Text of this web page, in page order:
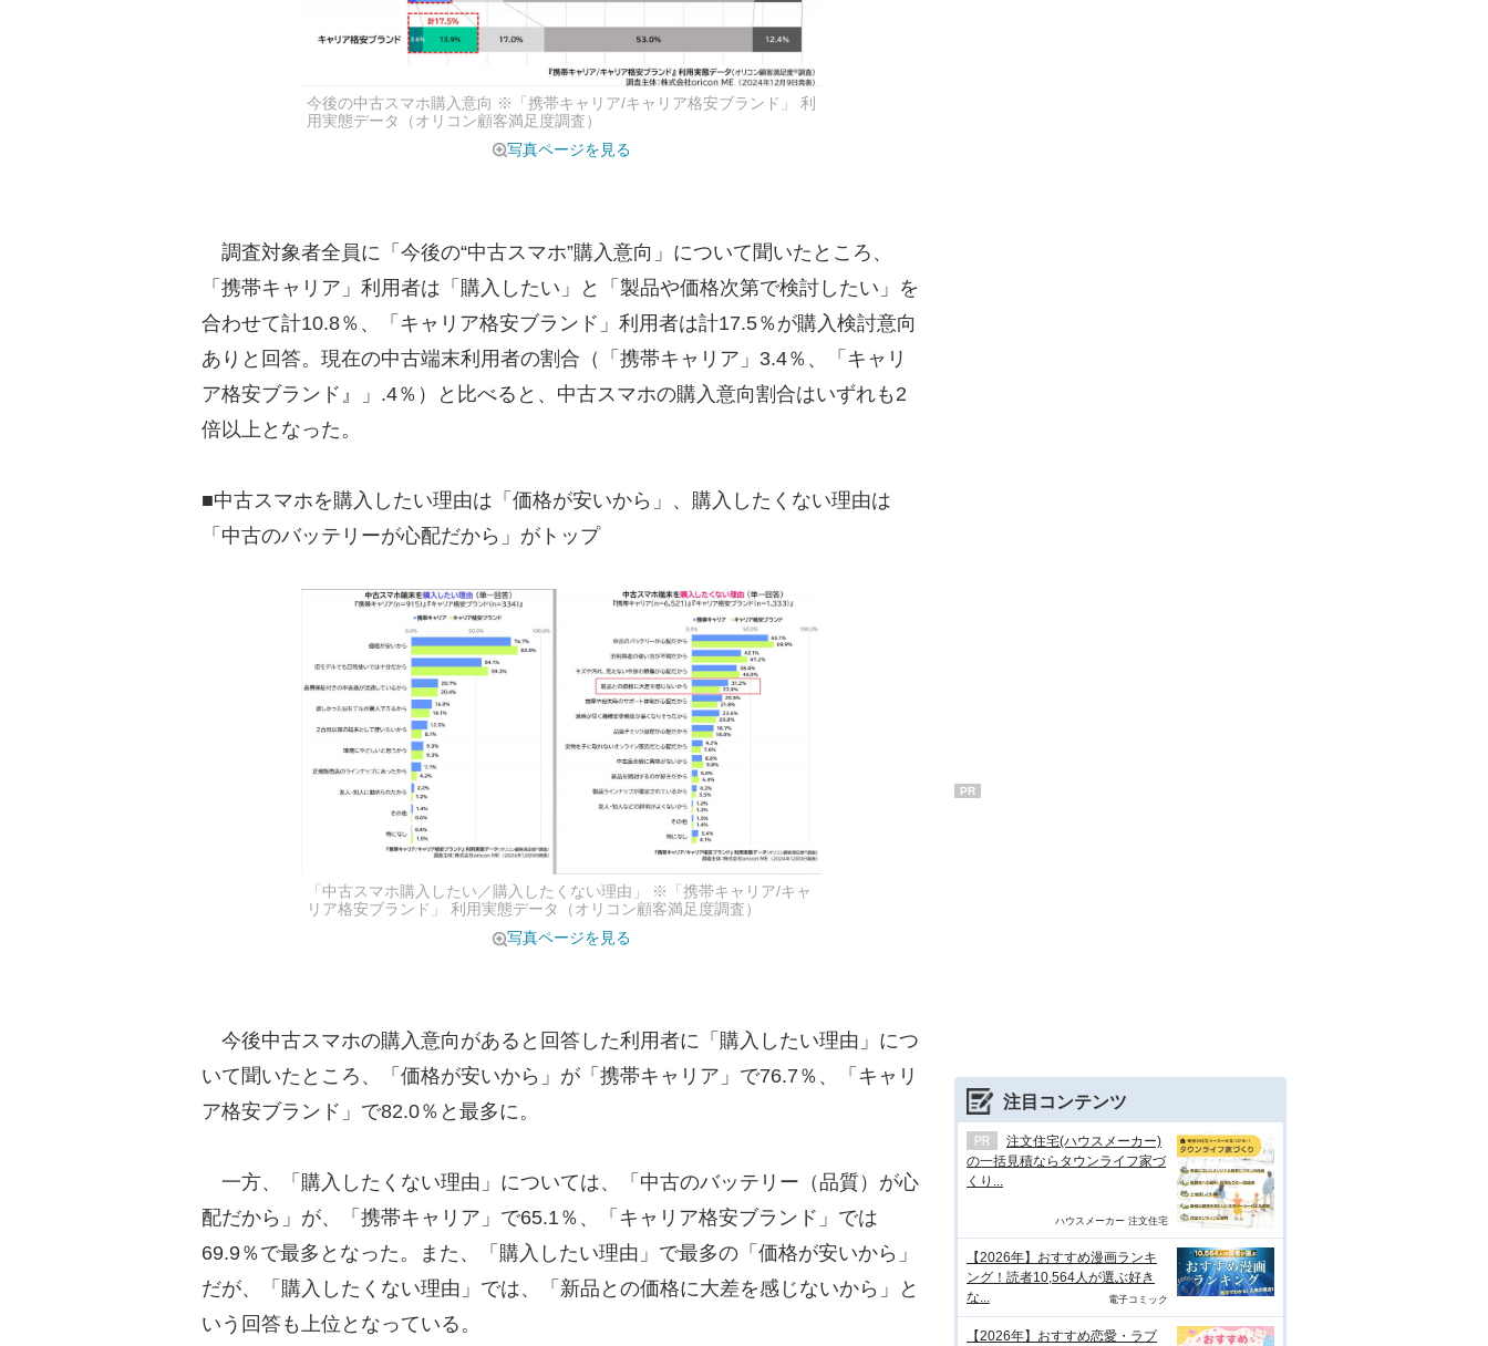
今後の中古スマホ購入意向 ※「携帯キャリア/キャリア格安ブランド」 利
用実態データ（オリコン顧客満足度調査）
写真ページを見る
調査対象者全員に「今後の“中古スマホ”購入意向」について聞いたところ、
「携帯キャリア」利用者は「購入したい」と「製品や価格次第で検討したい」を
合わせて計10.8％、「キャリア格安ブランド」利用者は計17.5％が購入検討意向
ありと回答。現在の中古端末利用者の割合（「携帯キャリア」3.4％、「キャリ
ア格安ブランド』」.4％）と比べると、中古スマホの購入意向割合はいずれも2
倍以上となった。
■中古スマホを購入したい理由は「価格が安いから」、購入したくない理由は
「中古のバッテリーが心配だから」がトップ
「中古スマホ購入したい／購入したくない理由」 ※「携帯キャリア/キャ
リア格安ブランド」 利用実態データ（オリコン顧客満足度調査）
写真ページを見る
今後中古スマホの購入意向があると回答した利用者に「購入したい理由」につ
いて聞いたところ、「価格が安いから」が「携帯キャリア」で76.7％、「キャリ
ア格安ブランド」で82.0％と最多に。
一方、「購入したくない理由」については、「中古のバッテリー（品質）が心
配だから」が、「携帯キャリア」で65.1％、「キャリア格安ブランド」では
69.9％で最多となった。また、「購入したい理由」で最多の「価格が安いから」
だが、「購入したくない理由」では、「新品との価格に大差を感じないから」と
いう回答も上位となっている。
PR
注目コンテンツ
注文住宅(ハウスメーカー)
の一括見積ならタウンライフ家づ
くり...
ハウスメーカー 注文住宅
【2026年】おすすめ漫画ランキ
ング！読者10,564人が選ぶ好き
な...
電子コミック
【2026年】おすすめ恋愛・ラブ